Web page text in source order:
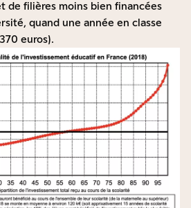
de filières moins bien financées
quand une année en classe
euros).